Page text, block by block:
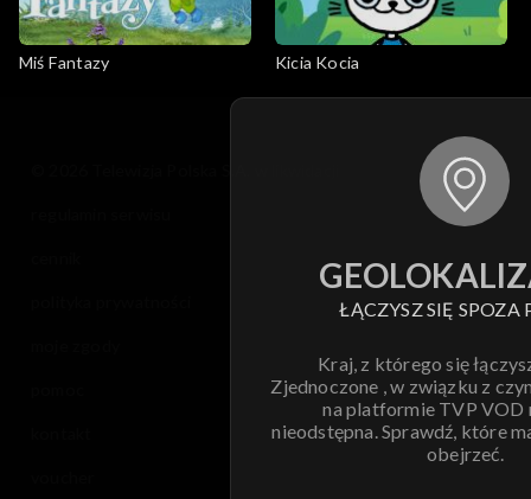
Miś Fantazy Kicia Kocia
ŁĄCZYSZ SIĘ SPOZA
Kraj, z którego się
Zjednoczone , w związku z
na platformie TVP VOD
nieodstępna. Sprawdź, które
obejrzeć.